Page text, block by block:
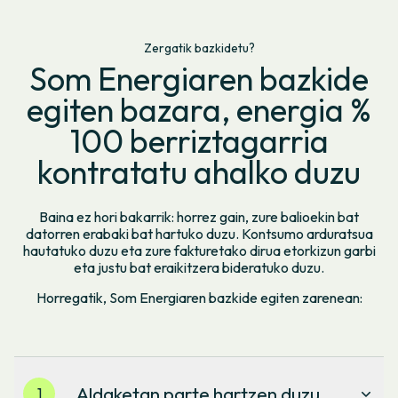
Zergatik bazkidetu?
Som Energiaren bazkide
egiten bazara, energia %
100 berriztagarria
kontratatu ahalko duzu
Baina ez hori bakarrik: horrez gain, zure balioekin bat
datorren erabaki bat hartuko duzu. Kontsumo arduratsua
hautatuko duzu eta zure fakturetako dirua etorkizun garbi
eta justu bat eraikitzera bideratuko duzu.
Horregatik, Som Energiaren bazkide egiten zarenean:
1 Aldaketan parte hartzen duzu